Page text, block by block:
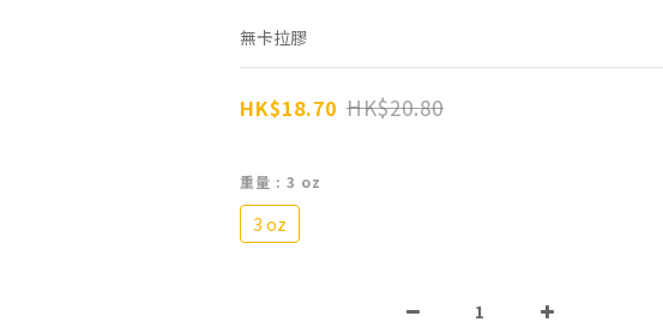
無卡拉膠
HK$18.70 HK$20.80
重量 : 3 oz
3 oz